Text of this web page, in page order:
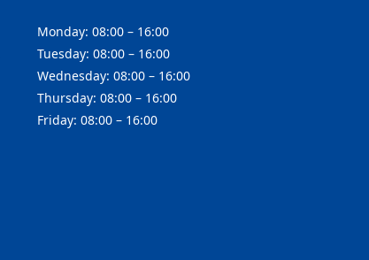
Monday: 08:00 – 16:00
Tuesday: 08:00 – 16:00
Wednesday: 08:00 – 16:00
Thursday: 08:00 – 16:00
Friday: 08:00 – 16:00